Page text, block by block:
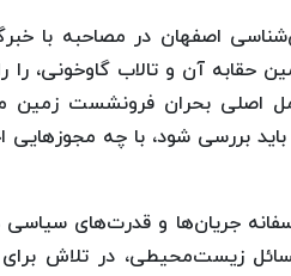
حقابه آن و تالاب گاوخونی،
اصلی بحران فرونشست زمین
باید بررسی شود، با چه
جریان‌ها و قدرت‌های
زیست‌محیطی، در تلاش برای